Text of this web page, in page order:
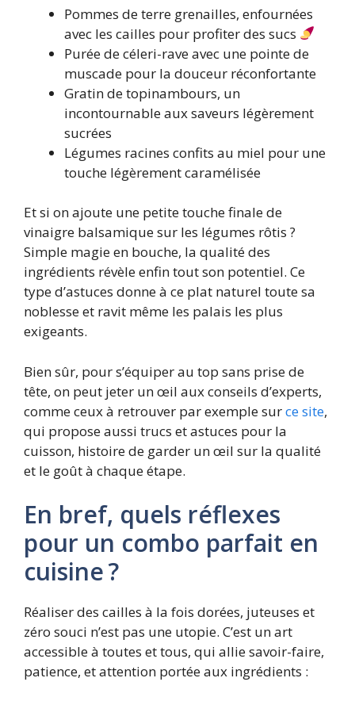
Pommes de terre grenailles, enfournées
avec les cailles pour profiter des sucs
Purée de céleri-rave avec une pointe de
muscade pour la douceur réconfortante
Gratin de topinambours, un
incontournable aux saveurs légèrement
sucrées
Légumes racines confits au miel pour une
touche légèrement caramélisée
Et si on ajoute une petite touche finale de
vinaigre balsamique sur les légumes rôtis ?
Simple magie en bouche, la qualité des
ingrédients révèle enfin tout son potentiel. Ce
type d’astuces donne à ce plat naturel toute sa
noblesse et ravit même les palais les plus
exigeants.
Bien sûr, pour s’équiper au top sans prise de
tête, on peut jeter un œil aux conseils d’experts,
comme ceux à retrouver par exemple surce site,
qui propose aussi trucs et astuces pour la
cuisson, histoire de garder un œil sur la qualité
et le goût à chaque étape.
En bref, quels réflexes
pour un combo parfait en
cuisine ?
Réaliser des cailles à la fois dorées, juteuses et
zéro souci n’est pas une utopie. C’est un art
accessible à toutes et tous, qui allie savoir-faire,
patience, et attention portée aux ingrédients :